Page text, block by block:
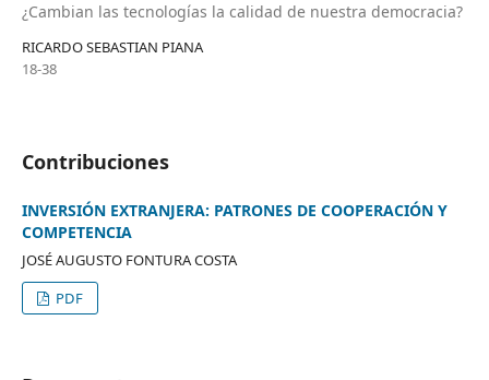
¿Cambian las tecnologías la calidad de nuestra democracia?
RICARDO SEBASTIAN PIANA
18-38
Contribuciones
INVERSIÓN EXTRANJERA: PATRONES DE COOPERACIÓN Y
COMPETENCIA
JOSÉ AUGUSTO FONTURA COSTA
PDF